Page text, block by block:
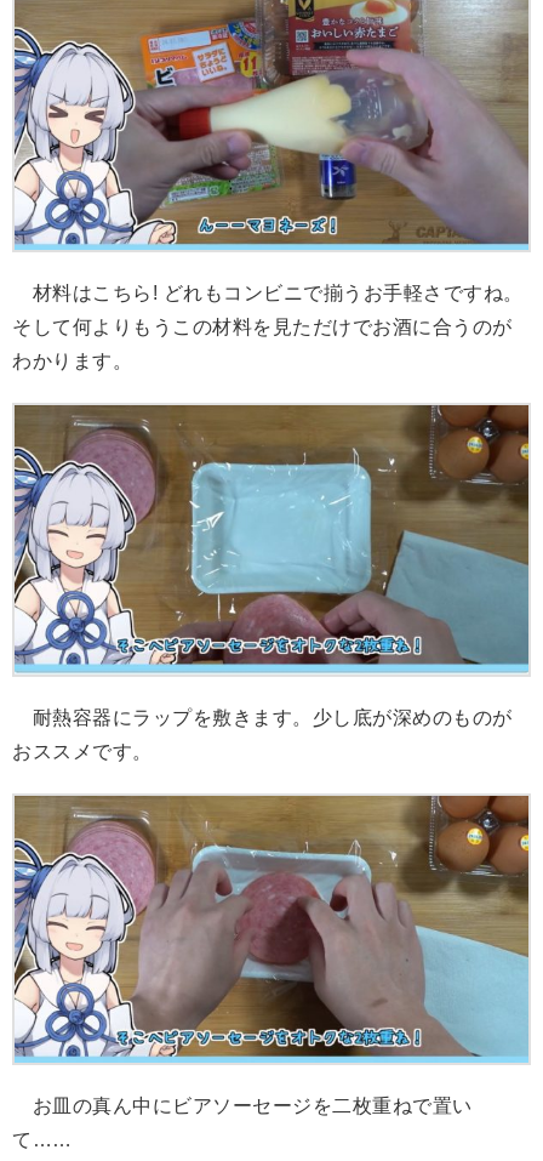
材料はこちら! どれもコンビニで揃うお手軽さですね。
そして何よりもうこの材料を見ただけでお酒に合うのが
わかります。
耐熱容器にラップを敷きます。少し底が深めのものが
おススメです。
お皿の真ん中にビアソーセージを二枚重ねで置い
て……